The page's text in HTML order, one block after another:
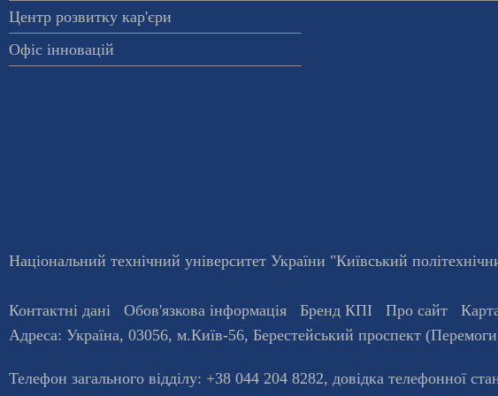
Центр розвитку кар'єри
Офіс інновацій
Національний технічний університет України "Київський
Контактні дані Обов'язкова інформація Бренд КПІ Про сайт
Адреса: Україна, 03056, м.Київ-56, Берестейський проспект
Телефон загального відділу: +38 044 204 8282, довiдка телефонної